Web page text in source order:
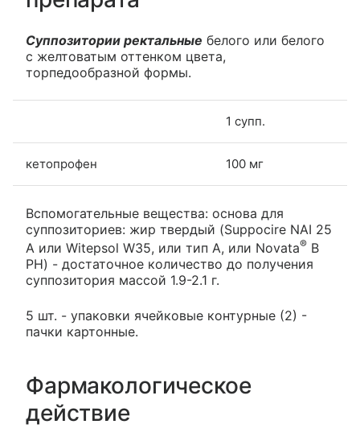
Суппозитории ректальные белого или белого
с желтоватым оттенком цвета,
торпедообразной формы.
1 супп.
кетопрофен 100 мг
Вспомогательные вещества: основа для
суппозиториев: жир твердый (Suppocire NAI 25
A или Witepsol W35, или тип A, или Novata® B
PH) - достаточное количество до получения
суппозитория массой 1.9-2.1 г.
5 шт. - упаковки ячейковые контурные (2) -
пачки картонные.
Фармакологическое
действие